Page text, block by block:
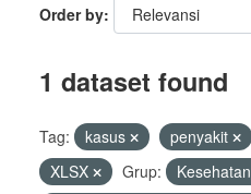
Order by
1 dataset found
Tag: kasus penyakit
XLSX
Grup: Kesehatan